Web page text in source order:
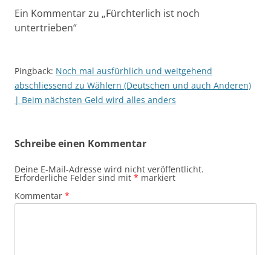
Ein Kommentar zu „Fürchterlich ist noch
untertrieben“
Pingback: Noch mal ausfürhlich und weitgehend
abschliessend zu Wählern (Deutschen und auch Anderen)
| Beim nächsten Geld wird alles anders
Schreibe einen Kommentar
Deine E-Mail-Adresse wird nicht veröffentlicht.
Erforderliche Felder sind mit * markiert
Kommentar *